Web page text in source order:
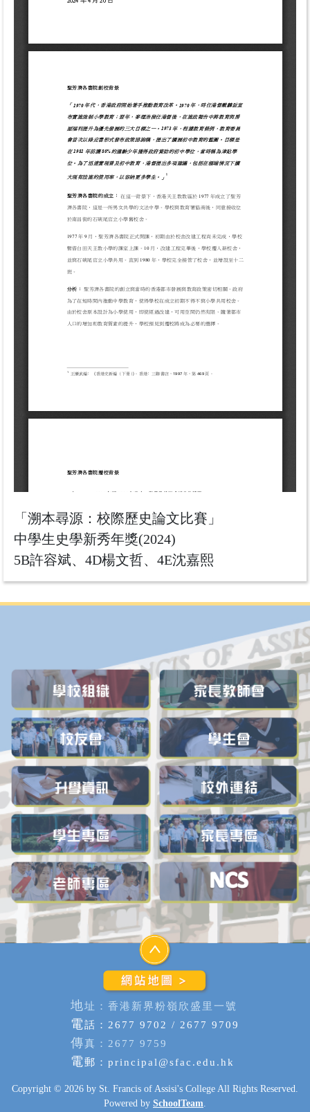
「溯本尋源：校際歷史論文比賽」
中學生史學新秀年獎(2024)
5B許容斌、4D楊文哲、4E沈嘉熙
地址：香港新界粉嶺欣盛里一號
電話：2677 9702 / 2677 9709
傳真：2677 9759
電郵： principal@sfac.edu.hk
Copyright © 2026 by St. Francis of Assisi's College All Rights Reserved.
Powered by SchoolTeam